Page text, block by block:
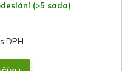
(>5 sada)